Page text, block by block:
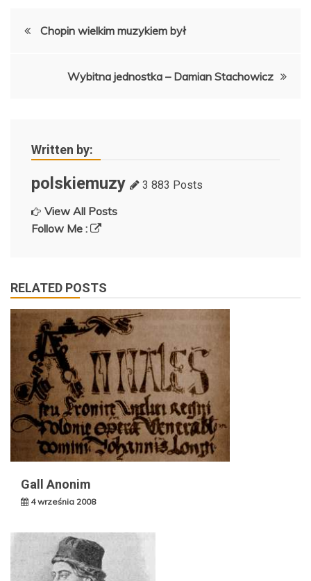
Nawigacja
Chopin wielkim muzykiem był
Wybitna jednostka – Damian Stachowicz
Written by:
polskiemuzy 3 883 Posts
View All Posts
Follow Me :
RELATED POSTS
Gall Anonim
4 września 2008